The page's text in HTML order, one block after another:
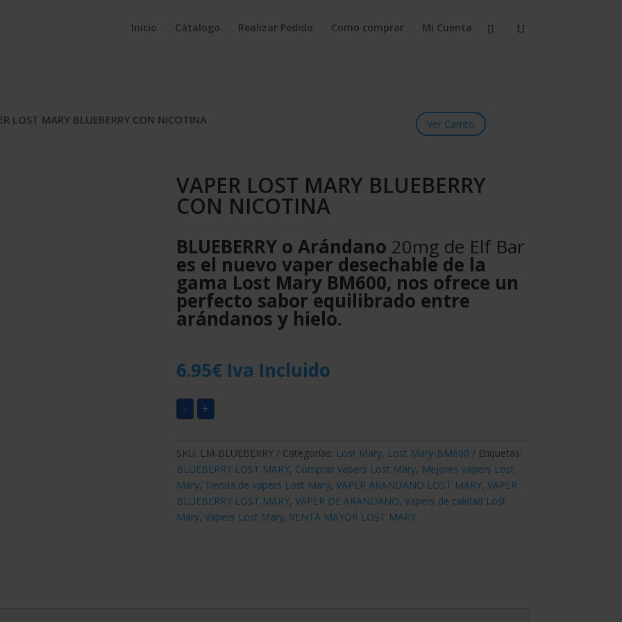
Inicio Cátalogo Realizar Pedido Como comprar Mi Cuenta
LOST MARY BLUEBERRY CON NICOTINA Ver Carrito
VAPER LOST MARY BLUEBERRY
CON NICOTINA
BLUEBERRY o Arándano 20mg de Elf Bar
es el nuevo vaper desechable de la
gama Lost Mary BM600, nos ofrece un
perfecto sabor equilibrado entre
arándanos y hielo.
6.95€ Iva Incluido
- +
SKU: LM-BLUEBERRY Categorías: Lost Mary, Lost Mary-BM600
Etiquetas:
BLUEBERRY LOST MARY, Comprar vapers Lost Mary, Mejores vapers Lost
Mary, Tienda de vapers Lost Mary, VAPER ARANDANO LOST MARY, VAPER
BLUEBERRY LOST MARY, VAPER DE ARANDANO, Vapers de calidad Lost
Mary, Vapers Lost Mary, VENTA MAYOR LOST MARY